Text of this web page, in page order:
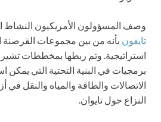
وصف المسؤولون الأمريكيون النشاط
تايفون بأنه من بين مجموعات القرصنة
استراتيجية. وتم ربطها بمخططات تشير
برمجيات في البنية التحتية التي يمكن
الاتصالات والطاقة والمياه والنقل في
النزاع حول تايوان.